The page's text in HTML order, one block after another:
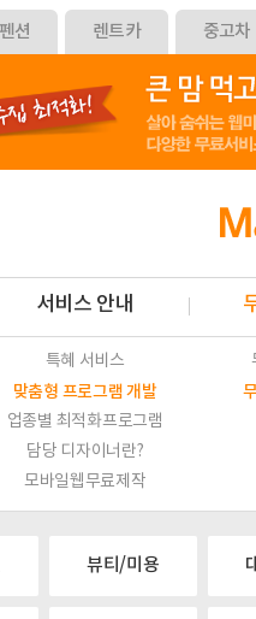
펜션 렌트카 중고차
서비스 안내
특혜 서비스
맞춤형 프로그램 개발
업종별 최적화프로그램
담당 디자이너란?
모바일웹무료제작
뷰티/미용